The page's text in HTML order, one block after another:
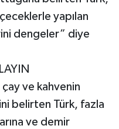
yapılan
dengeler” diye
ve kahvenin
belirten Türk, fazla
ve demir